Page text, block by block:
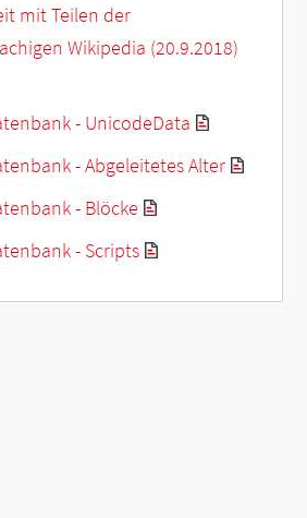
mit Teilen der
Wikipedia (20.9.2018)
- UnicodeData
- Abgeleitetes Alter
- Blöcke
- Scripts